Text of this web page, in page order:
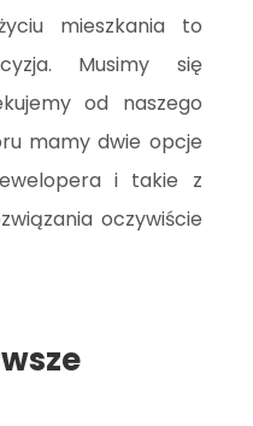
mieszkania to
Musimy się
od naszego
mamy dwie opcje
i takie z
oczywiście